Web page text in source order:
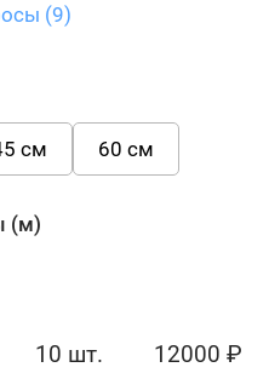
(9)
см 60 см
(м)
10 шт.
12000₽